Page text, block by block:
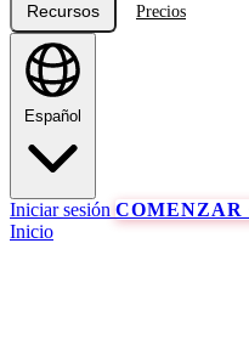
Recursos Precios
Español
Iniciar sesión COMENZAR
Inicio